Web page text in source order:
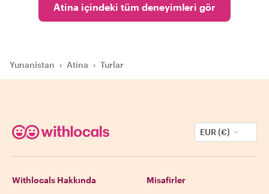
Atina içindeki tüm deneyimleri gör
Yunanistan › Atina › Turlar
EUR (€)
Withlocals Hakkında Misafirler